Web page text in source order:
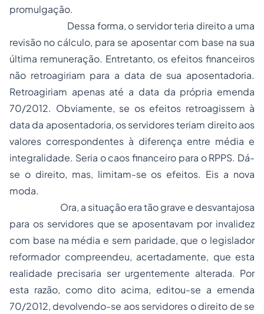
promulgação.
Dessa forma, o servidor teria direito a uma
revisão no cálculo, para se aposentar com base na sua
última remuneração. Entretanto, os efeitos financeiros
não retroagiriam para a data de sua aposentadoria.
Retroagiriam apenas até a data da própria emenda
70/2012. Obviamente, se os efeitos retroagissem à
data da aposentadoria, os servidores teriam direito aos
valores correspondentes à diferença entre média e
integralidade. Seria o caos financeiro para o RPPS. Dá-
se o direito, mas, limitam-se os efeitos. Eis a nova
moda.
Ora, a situação era tão grave e desvantajosa
para os servidores que se aposentavam por invalidez
com base na média e sem paridade, que o legislador
reformador compreendeu, acertadamente, que esta
realidade precisaria ser urgentemente alterada. Por
esta razão, como dito acima, editou-se a emenda
70/2012, devolvendo-se aos servidores o direito de se